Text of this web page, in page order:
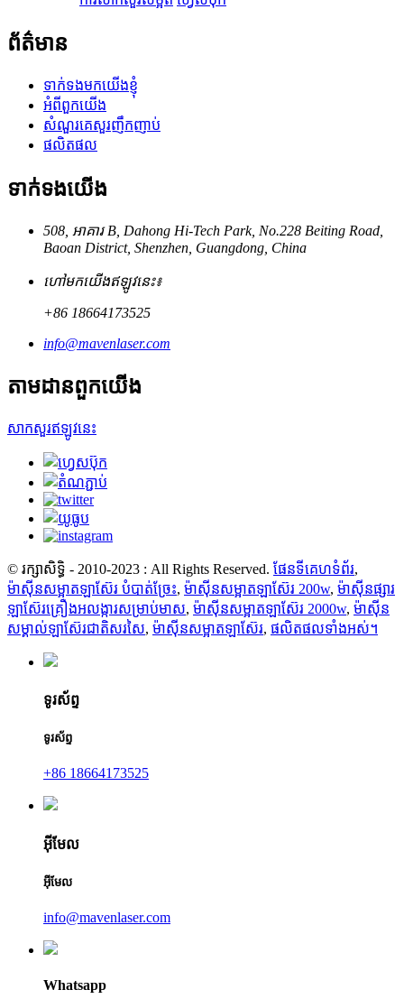
ព័ត៌មាន
ទាក់ទងមកយើងខ្ញុំ
អំពីពួកយើង
សំណួរគេសួរញឹកញាប់
ផលិតផល
ទាក់ទង​យើង
508, អាគារ B, Dahong Hi-Tech Park, No.228 Beiting Road,
Baoan District, Shenzhen, Guangdong, China
ហៅមកយើងឥឡូវនេះ៖
+86 18664173525
info@mavenlaser.com
តាមដានពួកយើង
សាកសួរឥឡូវនេះ
© រក្សាសិទ្ធិ - 2010-2023 : All Rights Reserved. ផែនទីគេហទំព័រ,
ម៉ាស៊ីនសម្អាតឡាស៊ែរ បំបាត់ច្រែះ, ម៉ាស៊ីនសម្អាតឡាស៊ែរ 200w, ម៉ាស៊ីនផ្សារ
ឡាស៊ែរគ្រឿងអលង្ការសម្រាប់មាស, ម៉ាស៊ីនសម្អាតឡាស៊ែរ 2000w, ម៉ាស៊ីន
សម្គាល់ឡាស៊ែរជាតិសរសៃ, ម៉ាស៊ីនសម្អាតឡាស៊ែរ, ផលិតផលទាំងអស់។
ទូរស័ព្ទ
ទូរស័ព្ទ
+86 18664173525
អ៊ីមែល
អ៊ីមែល
info@mavenlaser.com
Whatsapp